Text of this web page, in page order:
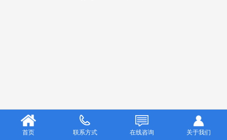
首页 联系方式 在线咨询 关于我们